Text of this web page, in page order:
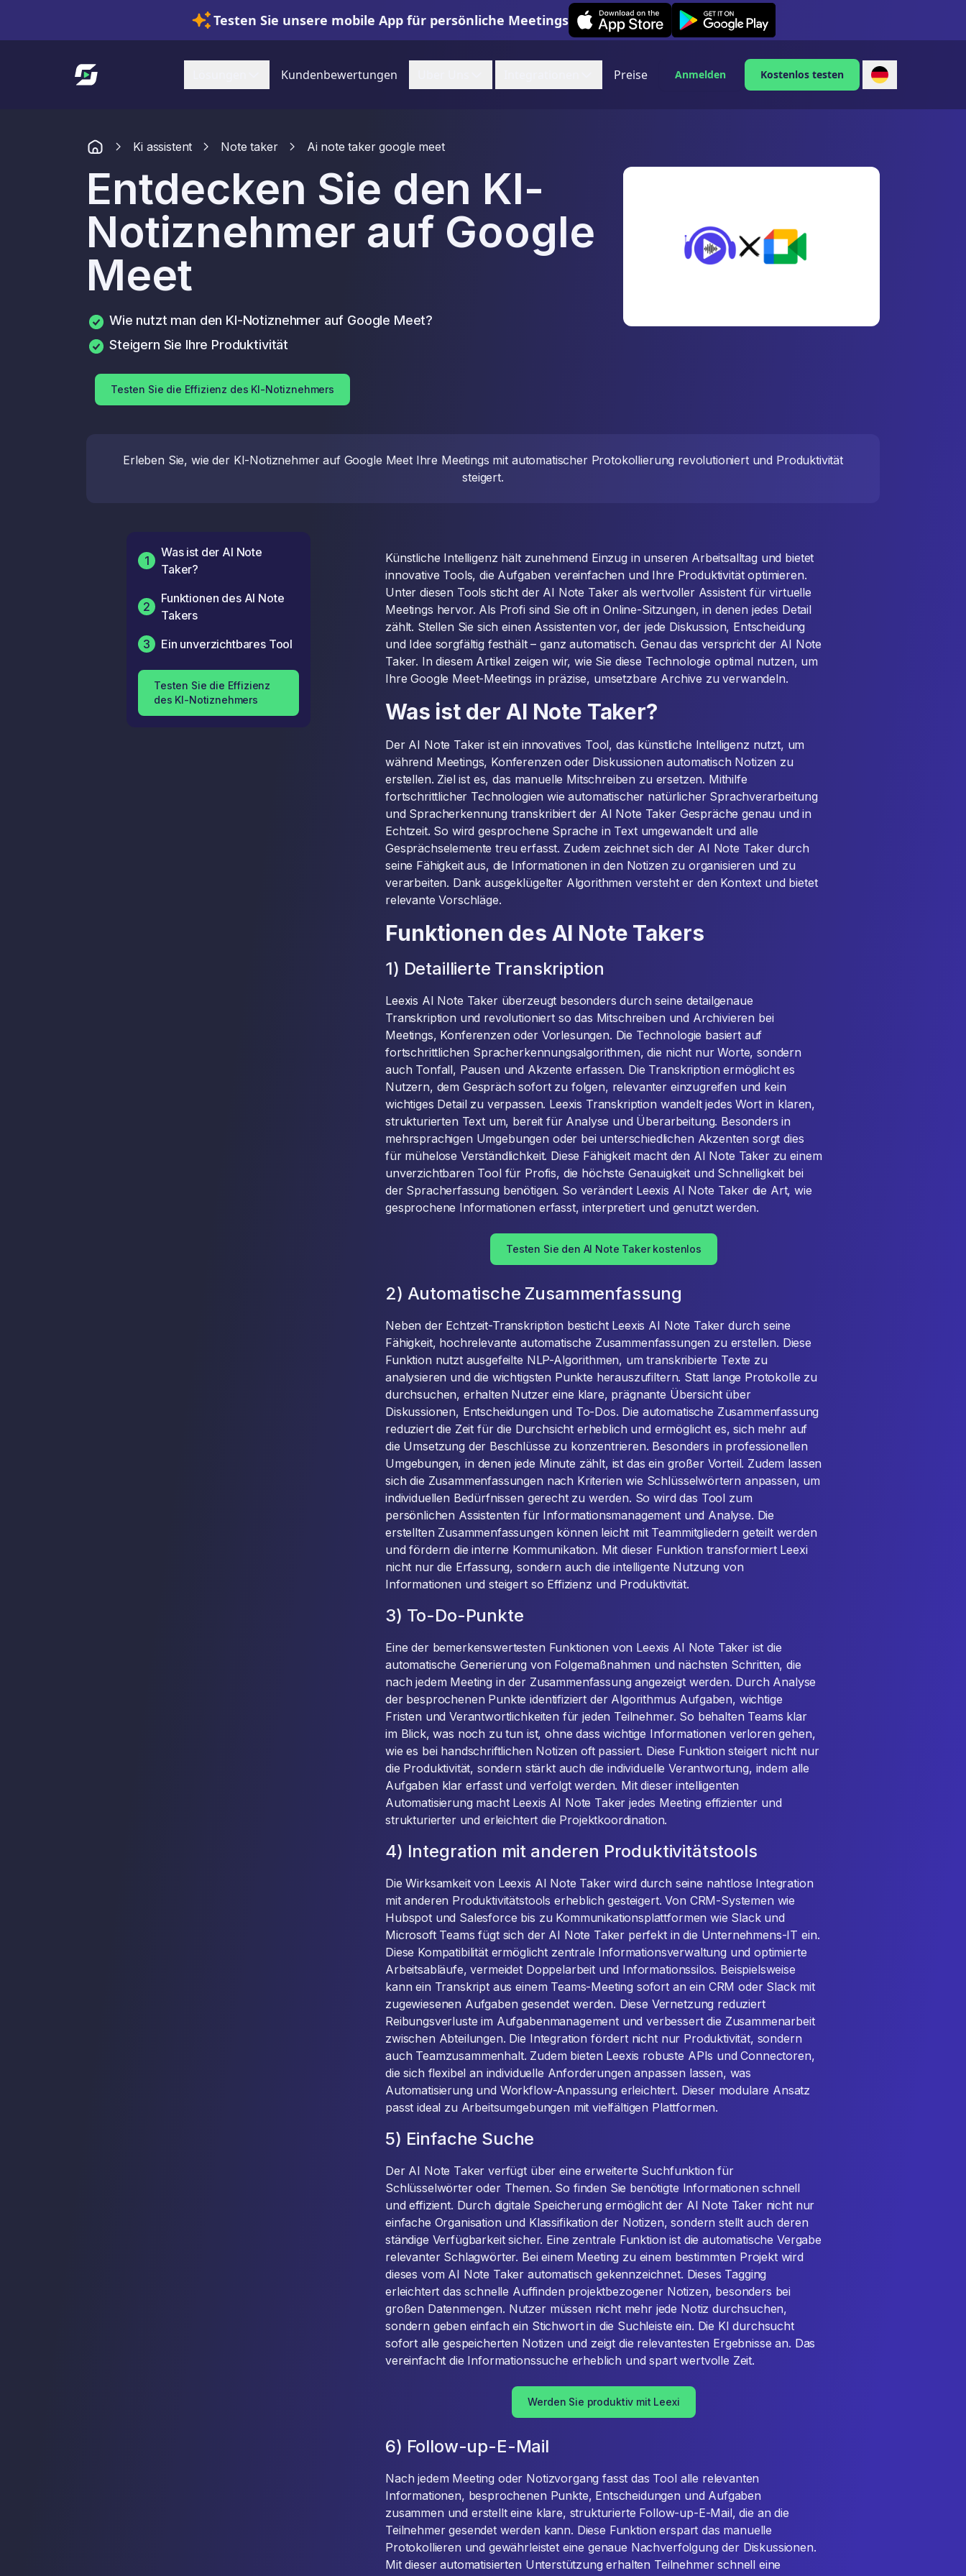
Testen Sie unsere mobile App für persönliche Meetings
Leexi on iOS Leexi on Android
Link zur Startseite
Kundenbewertungen Preise Anmelden Kostenlos testen
Ki assistent Note taker Ai note taker google meet
Entdecken Sie den KI-
Notiznehmer auf Google
Meet
Wie nutzt man den KI-Notiznehmer auf Google Meet?
Steigern Sie Ihre Produktivität
Testen Sie die Effizienz des KI-Notiznehmers
Erleben Sie, wie der KI-Notiznehmer auf Google Meet Ihre Meetings mit automatischer Protokollierung revolutioniert und Produktivität
steigert.
1
Was ist der AI Note
Taker?
2
Funktionen des AI Note
Takers
3
Ein unverzichtbares Tool
Testen Sie die Effizienz
des KI-Notiznehmers
Künstliche Intelligenz hält zunehmend Einzug in unseren Arbeitsalltag und bietet
innovative Tools, die Aufgaben vereinfachen und Ihre Produktivität optimieren.
Unter diesen Tools sticht der AI Note Taker als wertvoller Assistent für virtuelle
Meetings hervor. Als Profi sind Sie oft in Online-Sitzungen, in denen jedes Detail
zählt. Stellen Sie sich einen Assistenten vor, der jede Diskussion, Entscheidung
und Idee sorgfältig festhält – ganz automatisch. Genau das verspricht der AI Note
Taker. In diesem Artikel zeigen wir, wie Sie diese Technologie optimal nutzen, um
Ihre Google Meet-Meetings in präzise, umsetzbare Archive zu verwandeln.
Was ist der AI Note Taker?
Der AI Note Taker ist ein innovatives Tool, das künstliche Intelligenz nutzt, um
während Meetings, Konferenzen oder Diskussionen automatisch Notizen zu
erstellen. Ziel ist es, das manuelle Mitschreiben zu ersetzen. Mithilfe
fortschrittlicher Technologien wie automatischer natürlicher Sprachverarbeitung
und Spracherkennung transkribiert der AI Note Taker Gespräche genau und in
Echtzeit. So wird gesprochene Sprache in Text umgewandelt und alle
Gesprächselemente treu erfasst. Zudem zeichnet sich der AI Note Taker durch
seine Fähigkeit aus, die Informationen in den Notizen zu organisieren und zu
verarbeiten. Dank ausgeklügelter Algorithmen versteht er den Kontext und bietet
relevante Vorschläge.
Funktionen des AI Note Takers
1) Detaillierte Transkription
Leexis AI Note Taker überzeugt besonders durch seine detailgenaue
Transkription und revolutioniert so das Mitschreiben und Archivieren bei
Meetings, Konferenzen oder Vorlesungen. Die Technologie basiert auf
fortschrittlichen Spracherkennungsalgorithmen, die nicht nur Worte, sondern
auch Tonfall, Pausen und Akzente erfassen. Die Transkription ermöglicht es
Nutzern, dem Gespräch sofort zu folgen, relevanter einzugreifen und kein
wichtiges Detail zu verpassen. Leexis Transkription wandelt jedes Wort in klaren,
strukturierten Text um, bereit für Analyse und Überarbeitung. Besonders in
mehrsprachigen Umgebungen oder bei unterschiedlichen Akzenten sorgt dies
für mühelose Verständlichkeit. Diese Fähigkeit macht den AI Note Taker zu einem
unverzichtbaren Tool für Profis, die höchste Genauigkeit und Schnelligkeit bei
der Spracherfassung benötigen. So verändert Leexis AI Note Taker die Art, wie
gesprochene Informationen erfasst, interpretiert und genutzt werden.
Testen Sie den AI Note Taker kostenlos
2) Automatische Zusammenfassung
Neben der Echtzeit-Transkription besticht Leexis AI Note Taker durch seine
Fähigkeit, hochrelevante automatische Zusammenfassungen zu erstellen. Diese
Funktion nutzt ausgefeilte NLP-Algorithmen, um transkribierte Texte zu
analysieren und die wichtigsten Punkte herauszufiltern. Statt lange Protokolle zu
durchsuchen, erhalten Nutzer eine klare, prägnante Übersicht über
Diskussionen, Entscheidungen und To-Dos. Die automatische Zusammenfassung
reduziert die Zeit für die Durchsicht erheblich und ermöglicht es, sich mehr auf
die Umsetzung der Beschlüsse zu konzentrieren. Besonders in professionellen
Umgebungen, in denen jede Minute zählt, ist das ein großer Vorteil. Zudem lassen
sich die Zusammenfassungen nach Kriterien wie Schlüsselwörtern anpassen, um
individuellen Bedürfnissen gerecht zu werden. So wird das Tool zum
persönlichen Assistenten für Informationsmanagement und Analyse. Die
erstellten Zusammenfassungen können leicht mit Teammitgliedern geteilt werden
und fördern die interne Kommunikation. Mit dieser Funktion transformiert Leexi
nicht nur die Erfassung, sondern auch die intelligente Nutzung von
Informationen und steigert so Effizienz und Produktivität.
3) To-Do-Punkte
Eine der bemerkenswertesten Funktionen von Leexis AI Note Taker ist die
automatische Generierung von Folgemaßnahmen und nächsten Schritten, die
nach jedem Meeting in der Zusammenfassung angezeigt werden. Durch Analyse
der besprochenen Punkte identifiziert der Algorithmus Aufgaben, wichtige
Fristen und Verantwortlichkeiten für jeden Teilnehmer. So behalten Teams klar
im Blick, was noch zu tun ist, ohne dass wichtige Informationen verloren gehen,
wie es bei handschriftlichen Notizen oft passiert. Diese Funktion steigert nicht nur
die Produktivität, sondern stärkt auch die individuelle Verantwortung, indem alle
Aufgaben klar erfasst und verfolgt werden. Mit dieser intelligenten
Automatisierung macht Leexis AI Note Taker jedes Meeting effizienter und
strukturierter und erleichtert die Projektkoordination.
4) Integration mit anderen Produktivitätstools
Die Wirksamkeit von Leexis AI Note Taker wird durch seine nahtlose Integration
mit anderen Produktivitätstools erheblich gesteigert. Von CRM-Systemen wie
Hubspot und Salesforce bis zu Kommunikationsplattformen wie Slack und
Microsoft Teams fügt sich der AI Note Taker perfekt in die Unternehmens-IT ein.
Diese Kompatibilität ermöglicht zentrale Informationsverwaltung und optimierte
Arbeitsabläufe, vermeidet Doppelarbeit und Informationssilos. Beispielsweise
kann ein Transkript aus einem Teams-Meeting sofort an ein CRM oder Slack mit
zugewiesenen Aufgaben gesendet werden. Diese Vernetzung reduziert
Reibungsverluste im Aufgabenmanagement und verbessert die Zusammenarbeit
zwischen Abteilungen. Die Integration fördert nicht nur Produktivität, sondern
auch Teamzusammenhalt. Zudem bieten Leexis robuste APIs und Connectoren,
die sich flexibel an individuelle Anforderungen anpassen lassen, was
Automatisierung und Workflow-Anpassung erleichtert. Dieser modulare Ansatz
passt ideal zu Arbeitsumgebungen mit vielfältigen Plattformen.
5) Einfache Suche
Der AI Note Taker verfügt über eine erweiterte Suchfunktion für
Schlüsselwörter oder Themen. So finden Sie benötigte Informationen schnell
und effizient. Durch digitale Speicherung ermöglicht der AI Note Taker nicht nur
einfache Organisation und Klassifikation der Notizen, sondern stellt auch deren
ständige Verfügbarkeit sicher. Eine zentrale Funktion ist die automatische Vergabe
relevanter Schlagwörter. Bei einem Meeting zu einem bestimmten Projekt wird
dieses vom AI Note Taker automatisch gekennzeichnet. Dieses Tagging
erleichtert das schnelle Auffinden projektbezogener Notizen, besonders bei
großen Datenmengen. Nutzer müssen nicht mehr jede Notiz durchsuchen,
sondern geben einfach ein Stichwort in die Suchleiste ein. Die KI durchsucht
sofort alle gespeicherten Notizen und zeigt die relevantesten Ergebnisse an. Das
vereinfacht die Informationssuche erheblich und spart wertvolle Zeit.
Werden Sie produktiv mit Leexi
6) Follow-up-E-Mail
Nach jedem Meeting oder Notizvorgang fasst das Tool alle relevanten
Informationen, besprochenen Punkte, Entscheidungen und Aufgaben
zusammen und erstellt eine klare, strukturierte Follow-up-E-Mail, die an die
Teilnehmer gesendet werden kann. Diese Funktion erspart das manuelle
Protokollieren und gewährleistet eine genaue Nachverfolgung der Diskussionen.
Mit dieser automatisierten Unterstützung erhalten Teilnehmer schnell eine